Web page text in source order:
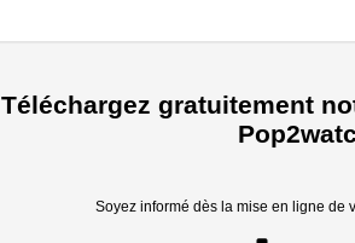
Téléchargez gratuitement
Soyez informé dès la mise en ligne de